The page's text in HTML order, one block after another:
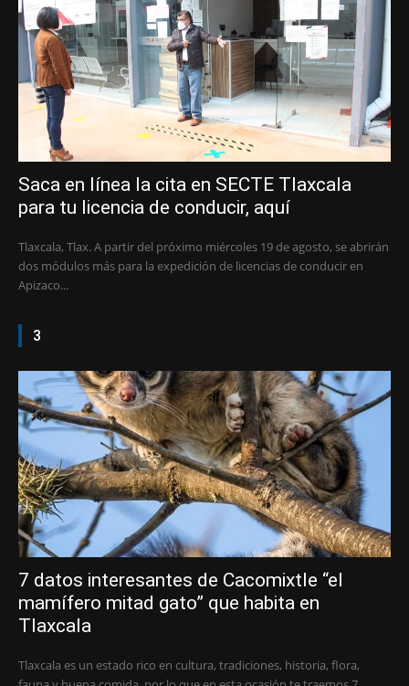
Saca en línea la cita en SECTE Tlaxcala
para tu licencia de conducir, aquí
Tlaxcala, Tlax. A partir del próximo miércoles 19 de agosto, se abrirán
dos módulos más para la expedición de licencias de conducir en
Apizaco...
3
7 datos interesantes de Cacomixtle “el
mamífero mitad gato” que habita en
Tlaxcala
Tlaxcala es un estado rico en cultura, tradiciones, historia, flora,